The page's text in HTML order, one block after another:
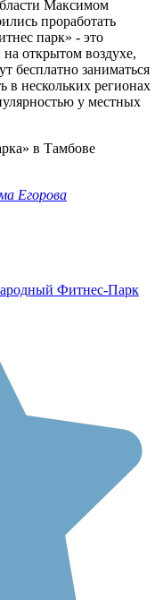
Максимом
проработать
парк» - это
открытом воздухе,
бесплатно заниматься
в нескольких регионах
у местных
в Тамбове
Егорова
Фитнес-Парк